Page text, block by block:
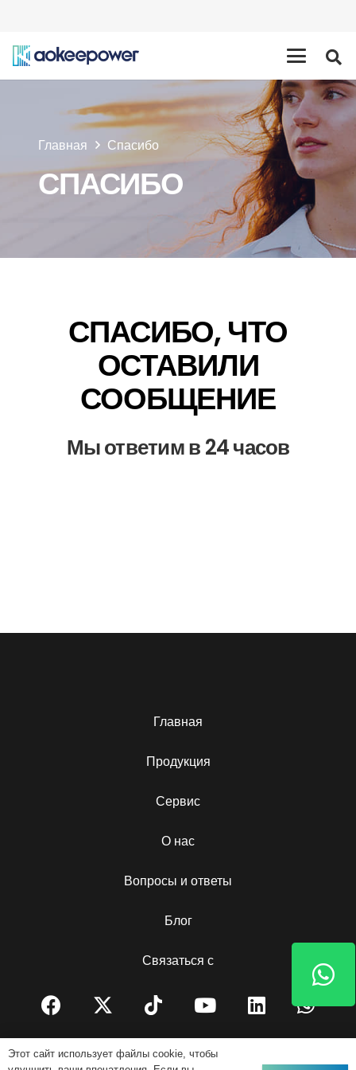
Главная Спасибо
СПАСИБО
СПАСИБО, ЧТО
ОСТАВИЛИ
СООБЩЕНИЕ
Мы ответим в 24 часов
Главная
Продукция
Сервис
О нас
Вопросы и ответы
Блог
Связаться с
© AOKE EPOWER. Все права защищены
Этот сайт использует файлы cookie, чтобы